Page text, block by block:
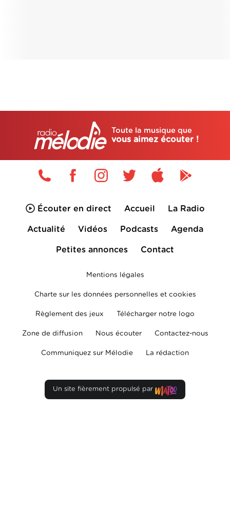
Toute la musique que
vous aimez écouter !
Écouter en direct Accueil La Radio
Actualité Vidéos Podcasts Agenda
Petites annonces Contact
Mentions légales
Charte sur les données personnelles et cookies
Règlement des jeux Télécharger notre logo
Zone de diffusion Nous écouter Contactez-nous
Communiquez sur Mélodie La rédaction
Un site fièrement propulsé par